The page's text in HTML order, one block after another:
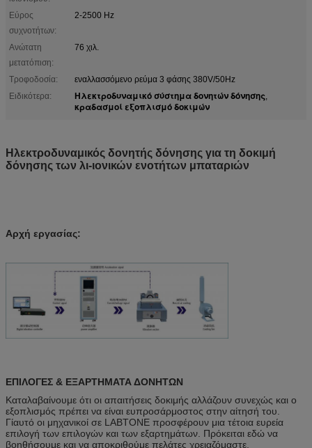
Εύρος
συχνοτήτων:
2-2500 Hz
Ανώτατη
μετατόπιση:
76 χιλ.
Τροφοδοσία:
εναλλασσόμενο ρεύμα 3 φάσης 380V/50Hz
Ειδικότερα:
Ηλεκτροδυναμικό σύστημα δονητών δόνησης,
κραδασμοί εξοπλισμό δοκιμών
Ηλεκτροδυναμικός δονητής δόνησης για τη δοκιμή
δόνησης των λι-ιονικών ενοτήτων μπαταριών
Αρχή εργασίας:
ΕΠΙΛΟΓΕΣ & ΕΞΑΡΤΗΜΑΤΑ ΔΟΝΗΤΩΝ
Καταλαβαίνουμε ότι οι απαιτήσεις δοκιμής αλλάζουν συνεχώς και ο
εξοπλισμός πρέπει να είναι ευπροσάρμοστος στην αίτησή του.
Γίαυτό οι μηχανικοί σε LABTONE προσφέρουν μια τέτοια ευρεία
επιλογή των επιλογών και των εξαρτημάτων. Πρόκειται εδώ να
βοηθήσουμε και να αποκριθούμε πελάτες χρειαζόμαστε.